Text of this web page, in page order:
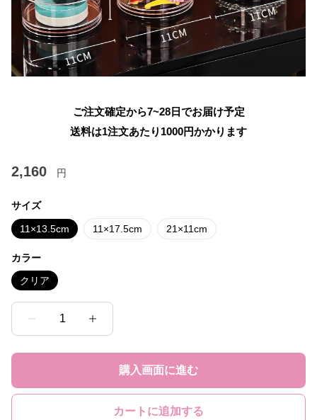
ご注文確定から7~28日でお届け予定
送料は1注文あたり 1000円かかります
2,160 円
サイズ
11×13.5cm 11×17.5cm 21×11cm
カラー
クリア
1
購入画面に進む
カートに追加する